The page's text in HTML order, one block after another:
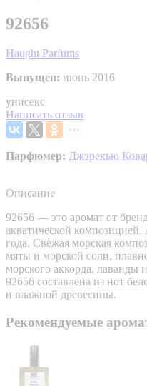
92656
Haught Parfums
Выпущен: июнь 2016
унисекс
Написать отзыв
Парфюмер: Джэрекью
Описание
92656 — это аромат от
акватической
года. Свежая морская
мяты и морской соли,
морского аккорда, лаванды
92656 составлена из нот
и влажной древесины.
Рекомендуемые